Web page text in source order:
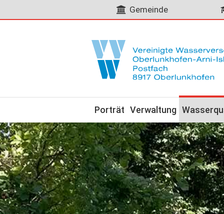
Gemeinde
Porträt Verwaltung